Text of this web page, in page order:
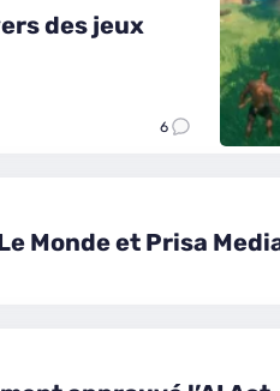
des jeux
6
Monde et Prisa